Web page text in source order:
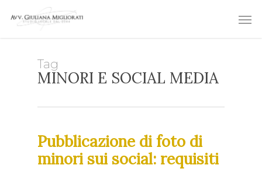
main
Tag
MINORI E SOCIAL MEDIA
Pubblicazione di foto di
minori sui social: requisiti